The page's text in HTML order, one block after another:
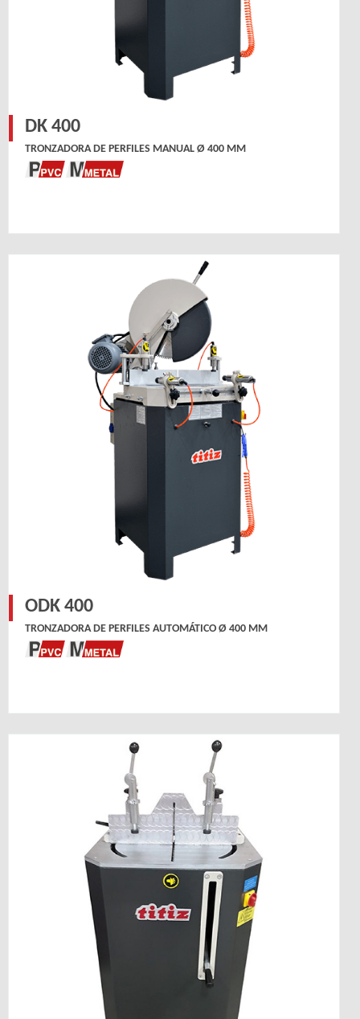
DK 400
TRONZADORA DE PERFILES MANUAL Ø 400 MM
ODK 400
TRONZADORA DE PERFILES AUTOMÁTICO Ø 400 MM